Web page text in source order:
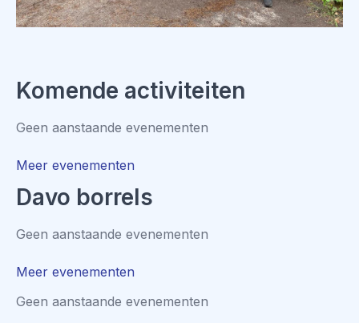
Komende activiteiten
Geen aanstaande evenementen
Meer evenementen
Davo borrels
Geen aanstaande evenementen
Meer evenementen
Geen aanstaande evenementen